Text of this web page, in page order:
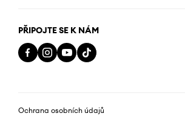
PŘIPOJTE SE K NÁM
Ochrana osobních údajů